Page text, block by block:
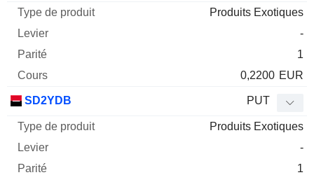
Produits Exotiques
-
1
0,2200 EUR
SD2YDB PUT
Produits Exotiques
-
1